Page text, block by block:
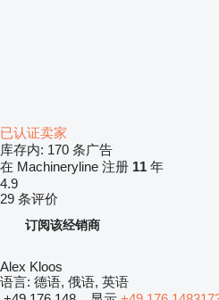
已认证卖家
库存内: 170 条广告
在 Machineryline 注册 11 年
4.9
29 条评价
订阅该经销商
Alex Kloos
语言: 德语, 俄语, 英语